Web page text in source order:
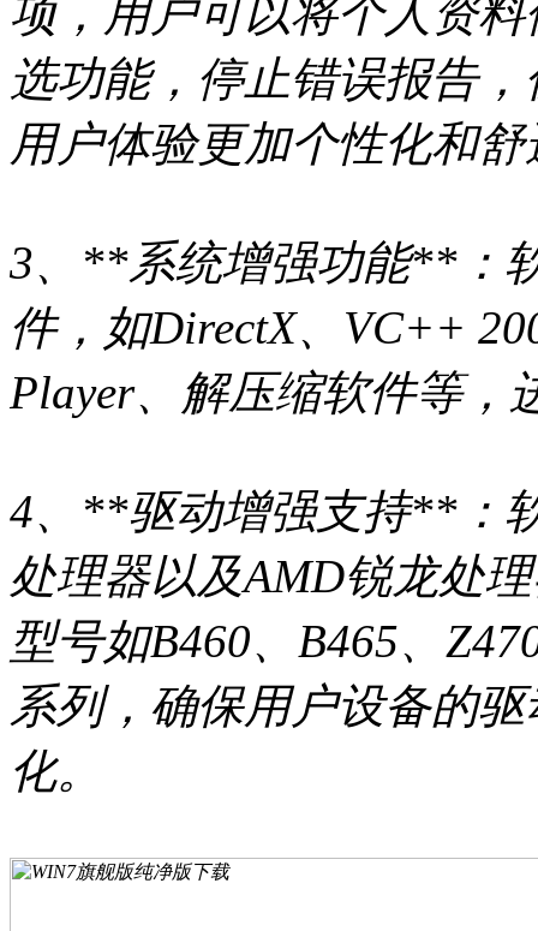
项，用户可以将个人资
选功能，停止错误报告
用户体验更加个性化和舒
3、**系统增强功能**：
件，如DirectX、VC++
Player、解压缩软件等，
4、**驱动增强支持**：
处理器以及AMD锐龙处
型号如B460、B465、
系列，确保用户设备的
化。